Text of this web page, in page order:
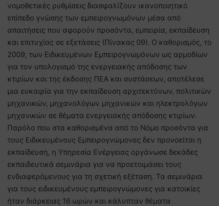
νομοθετικές ρυθμίσεις διασφαλίζουν ικανοποιητικό
επίπεδο γνώσης των εμπειρογνωμόνων μέσα από
απαιτήσεις που αφορούν προσόντα, εμπειρία, εκπαίδευση
και επιτυχίας σε εξετάσεις (Πίνακας 09). Ο καθορισμός, το
2009, των Ειδικευμένων Εμπειρογνωμόνων ως αρμοδίων
για τον υπολογισμό της ενεργειακής απόδοσης των
κτιρίων και της έκδοσης ΠΕΑ και συστάσεων, αποτέλεσε
μια ευκαιρία για την εκπαίδευση αρχιτεκτόνων, πολιτικών
μηχανικών, μηχανολόγων μηχανικών και ηλεκτρολόγων
μηχανικών σε θέματα ενεργειακής απόδοσης κτιρίων.
Παρόλο που στα καθορισμένα από το Νόμο προσόντα για
τους Ειδικευμένους Εμπειρογνώμονες δεν προνοείται η
εκπαίδευση, η Υπηρεσία Ενέργειας οργάνωσε δεκάδες
εκπαιδευτικά σεμινάρια για να προετοιμάσει τους
ενδιαφερόμενους για τη σχετική εξέταση. Τα σεμινάρια
για τους ειδικευμένους εμπειρογνώμονες για κατοικίες
ήταν διάρκειας 16 ωρών και κάλυπταν θέματα